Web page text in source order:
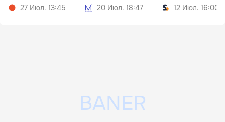
27 Июл. 13:45
20 Июл. 18:47
12 Июл. 16:00